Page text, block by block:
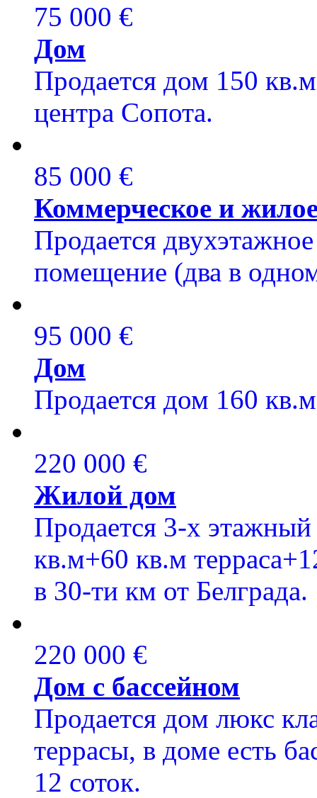
75 000 €
Дом
Продается дом 150
центра Сопота.
85 000 €
Коммерческое и
Продается
помещение (два в
95 000 €
Дом
Продается дом 160
220 000 €
Жилой дом
Продается 3-х
кв.м+60 кв.м
в 30-ти км от Белграда.
220 000 €
Дом с бассейном
Продается дом люкс
террасы, в доме есть
12 соток.